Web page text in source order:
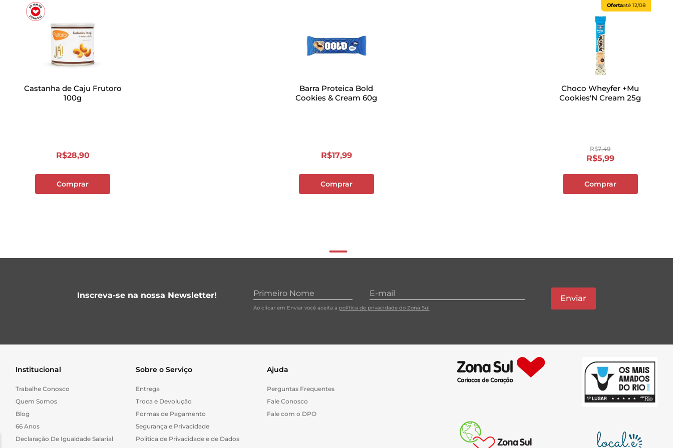
Castanha de Caju Frutoro
100g
R$28,90
Comprar
Barra Proteica Bold
Cookies & Cream 60g
R$17,99
Comprar
Ofertaaté 12/08
Choco Wheyfer +Mu
Cookies'N Cream 25g
R$7,49
R$5,99
Comprar
Inscreva-se na nossa Newsletter!
Ao clicar em Enviar você aceita a política de privacidade do Zona Sul
Enviar
Institucional
Trabalhe Conosco
Quem Somos
Blog
66 Anos
Declaração De Igualdade Salarial
Sobre o Serviço
Entrega
Troca e Devolução
Formas de Pagamento
Segurança e Privacidade
Politica de Privacidade e de Dados
Ajuda
Perguntas Frequentes
Fale Conosco
Fale com o DPO